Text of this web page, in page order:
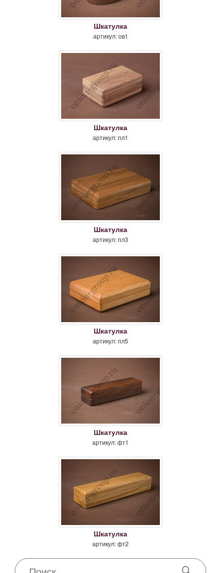
Шкатулка
артикул: ов1
Шкатулка
артикул: пл1
Шкатулка
артикул: пл3
Шкатулка
артикул: пл5
Шкатулка
артикул: фт1
Шкатулка
артикул: фт2